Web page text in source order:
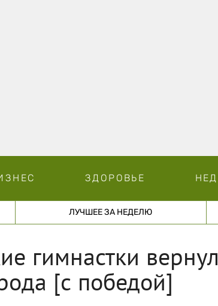
ЗДОРОВЬЕ
ЛУЧШЕЕ ЗА НЕДЕЛЮ
гимнастки
[с победой]